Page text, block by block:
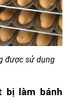
được sử dụng
bị làm bánh